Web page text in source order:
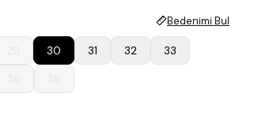
Bedenimi Bul
30 31 32
33